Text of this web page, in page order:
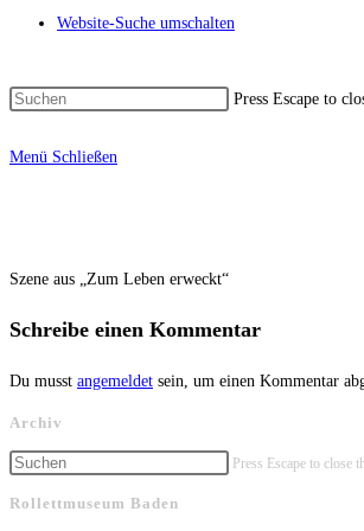
Website-Suche umschalten
Press Escape to
Menü Schließen
Szene aus „Zum Leben erweckt“
Schreibe einen Kommentar
Du musst angemeldet sein, um einen Kommentar
Archiv
Press Escape to close
Rollettmuseum Baden